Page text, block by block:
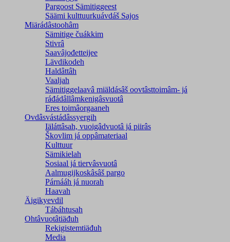
Pargoost Sämitiggeest
Säämi kulttuurkuávdáš Sajos
Miärádâstoohâm
Sämitige čuákkim
Stivrâ
Saavâjođetteijee
Lävdikodeh
Haldâttâh
Vaaljah
Sämitiggelaavâ miäldásâš oovtâsttoimâm- já
ráđádâllâmkenigâsvuotâ
Eres toimâorgaaneh
Ovdâsvástádâssyergih
Iäláttâsah, vuoigâdvuotâ já piirâs
Škovlim já oppâmateriaal
Kulttuur
Sämikielah
Sosiaal já tiervâsvuotâ
Aalmugijkoskâsâš pargo
Párnááh já nuorah
Haavah
Äigikyevdil
Tábáhtusah
Ohtâvuotâtiäđuh
Rekigistemtiäđuh
Media